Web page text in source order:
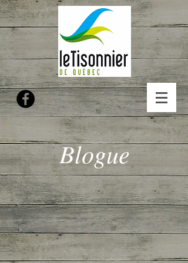
Blogue